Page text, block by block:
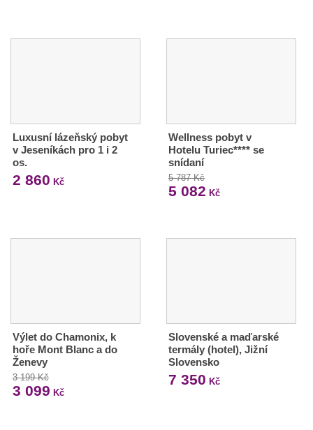
Luxusní lázeňský pobyt
v Jeseníkách pro 1 i 2
os.
2 860 Kč
Wellness pobyt v
Hotelu Turiec**** se
snídaní
5 787 Kč
5 082 Kč
Výlet do Chamonix, k
hoře Mont Blanc a do
Ženevy
3 199 Kč
3 099 Kč
Slovenské a maďarské
termály (hotel), Jižní
Slovensko
7 350 Kč